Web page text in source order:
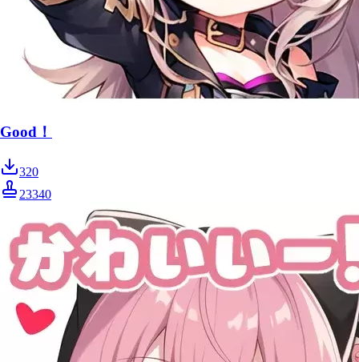
Good！
320
23340